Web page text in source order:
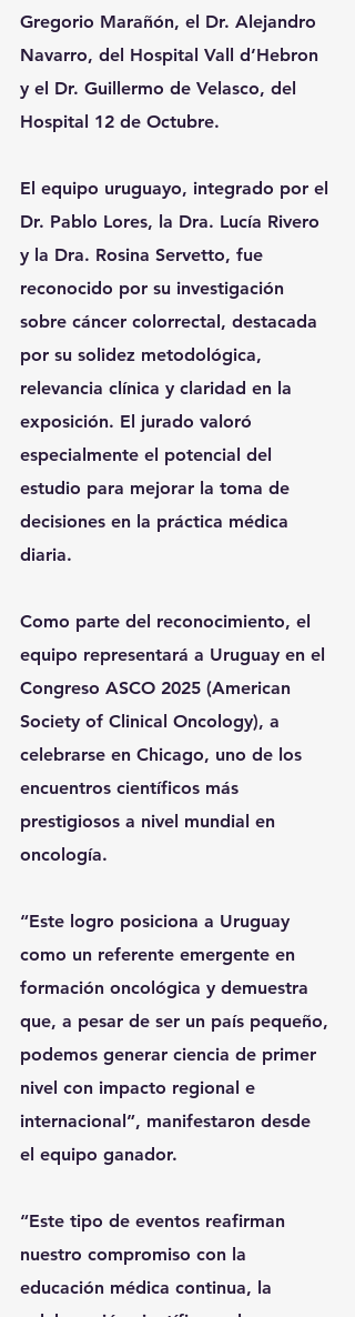
Gregorio Marañón, el Dr. Alejandro
Navarro, del Hospital Vall d’Hebron
y el Dr. Guillermo de Velasco, del
Hospital 12 de Octubre.
El equipo uruguayo, integrado por el
Dr. Pablo Lores, la Dra. Lucía Rivero
y la Dra. Rosina Servetto, fue
reconocido por su investigación
sobre cáncer colorrectal, destacada
por su solidez metodológica,
relevancia clínica y claridad en la
exposición. El jurado valoró
especialmente el potencial del
estudio para mejorar la toma de
decisiones en la práctica médica
diaria.
Como parte del reconocimiento, el
equipo representará a Uruguay en el
Congreso ASCO 2025 (American
Society of Clinical Oncology), a
celebrarse en Chicago, uno de los
encuentros científicos más
prestigiosos a nivel mundial en
oncología.
“Este logro posiciona a Uruguay
como un referente emergente en
formación oncológica y demuestra
que, a pesar de ser un país pequeño,
podemos generar ciencia de primer
nivel con impacto regional e
internacional”, manifestaron desde
el equipo ganador.
“Este tipo de eventos reafirman
nuestro compromiso con la
educación médica continua, la